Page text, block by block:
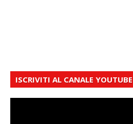
ISCRIVITI AL CANALE YOUTUBE